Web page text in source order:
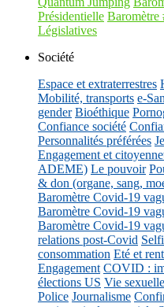
Présidentielle Baromètre
Législatives
Société
Espace et extraterrestres
Mobilité, transports e-
gender Bioéthique
Confiance société
Personnalités préférées
Engagement et
ADEME) Le pouvoir
& don (organe, sang,
Baromètre Covid-19
Baromètre Covid-19
Baromètre Covid-19
relations post-Covid
consommation Eté et
Engagement COVID :
élections US Vie
Police Journalisme